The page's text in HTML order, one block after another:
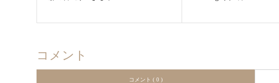
コメント
コメント ( 0 )